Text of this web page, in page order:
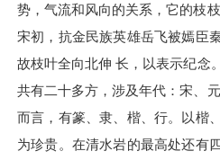
势，气流和风向的关系，它的枝
宋初，抗金民族英雄岳飞被嫣臣
故枝叶全向北伸 长，以表示纪念
共有二十多方，涉及年代：宋、
而言，有篆、隶、楷、行。以楷
为珍贵。在清水岩的最高处还有